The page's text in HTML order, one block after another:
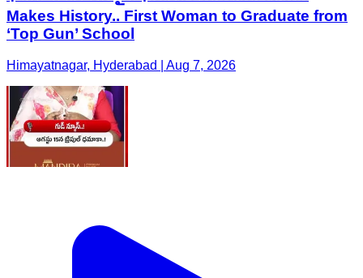
Makes History.. First Woman to Graduate from
‘Top Gun’ School
Himayatnagar, Hyderabad | Aug 7, 2026